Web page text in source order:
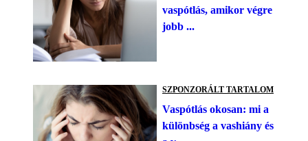
vaspótlás, amikor végre
jobb ...
SZPONZORÁLT TARTALOM
Vaspótlás okosan: mi a
különbség a vashiány és